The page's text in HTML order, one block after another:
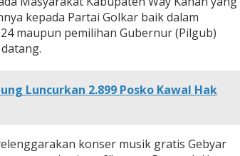
kepada Partai Golkar baik dalam
maupun pemilihan Gubernur (Pilgub)
Luncurkan 2.899 Posko Kawal Hak
konser musik gratis Gebyar